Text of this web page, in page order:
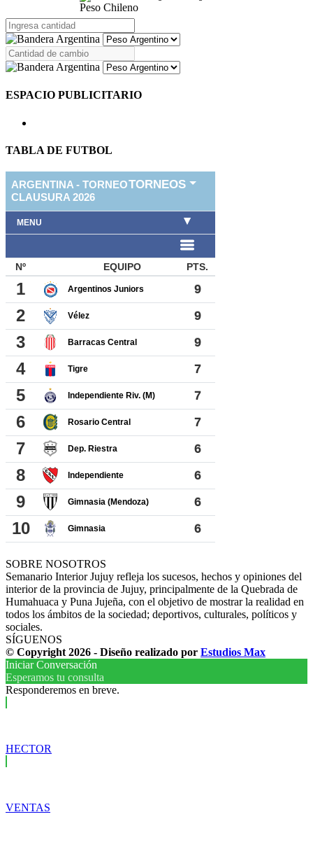
Peso Chileno
ESPACIO PUBLICITARIO
TABLA DE FUTBOL
SOBRE NOSOTROS
Semanario Interior Jujuy refleja los sucesos, hechos y opiniones del
interior de la provincia de Jujuy, principalmente de la Quebrada de
Humahuaca y Puna Jujeña, con el objetivo de mostrar la realidad en
todos los ámbitos de la sociedad; deportivos, culturales, políticos y
sociales.
SÍGUENOS
© Copyright 2026 - Diseño realizado por Estudios Max
Iniciar Conversación
Esperamos tu consulta
Responderemos en breve.
HECTOR
VENTAS